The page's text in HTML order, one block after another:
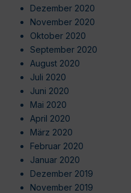
Dezember 2020
November 2020
Oktober 2020
September 2020
August 2020
Juli 2020
Juni 2020
Mai 2020
April 2020
März 2020
Februar 2020
Januar 2020
Dezember 2019
November 2019